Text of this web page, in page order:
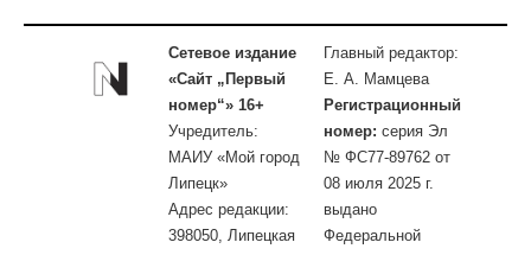
Сетевое издание
«Сайт „Первый
номер“» 16+
Учредитель:
МАИУ «Мой город
Липецк»
Адрес редакции:
398050, Липецкая
Главный редактор:
Е. А. Мамцева
Регистрационный
номер: серия Эл
№ ФС77-89762 от
08 июля 2025 г.
выдано
Федеральной